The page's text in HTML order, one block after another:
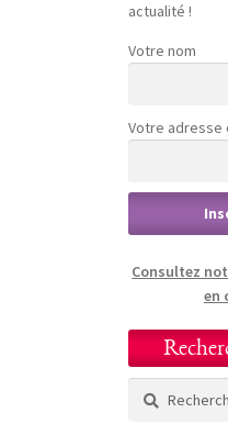
actualité !
Votre nom
Votre adresse
Consultez
en
Rechercher :